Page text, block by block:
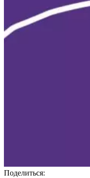
Поделиться: